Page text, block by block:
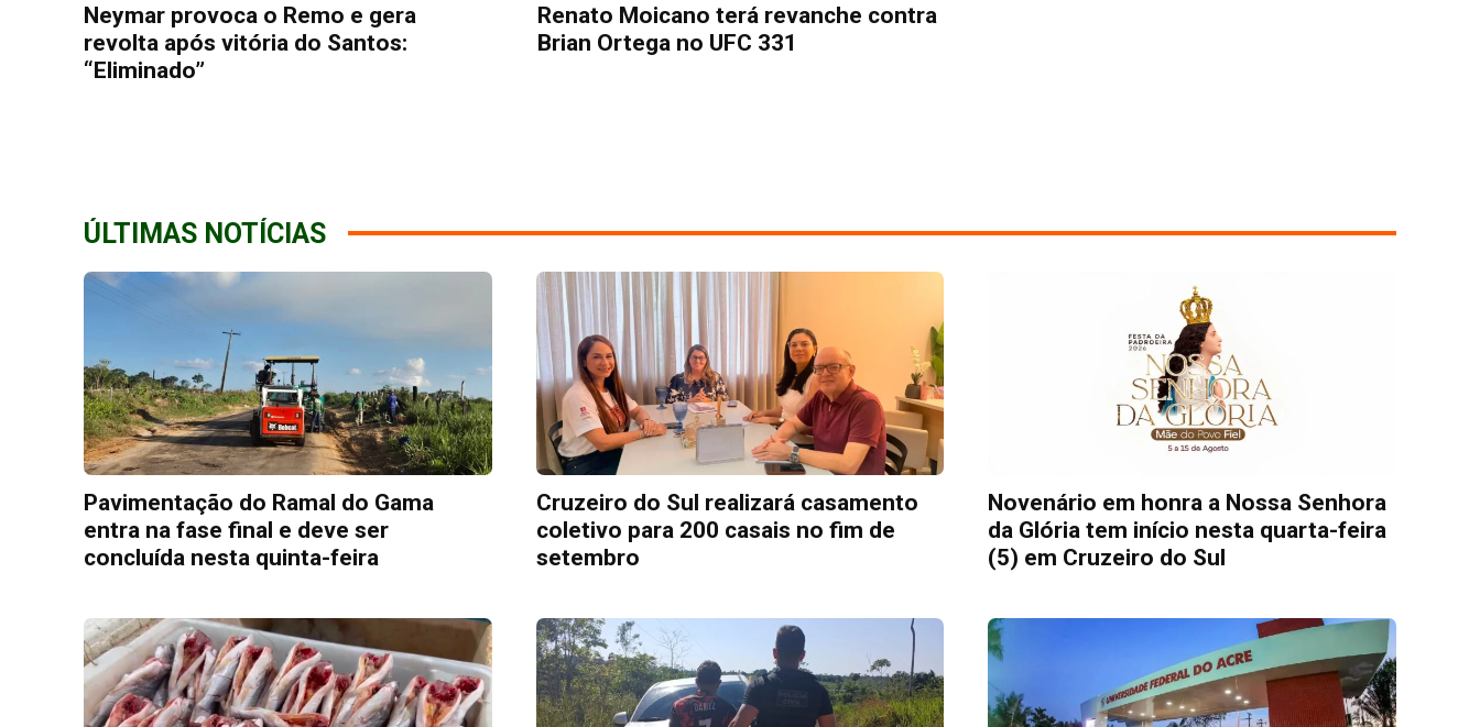
Neymar provoca o Remo e gera
revolta após vitória do Santos:
“Eliminado”
Renato Moicano terá revanche contra
Brian Ortega no UFC 331
ÚLTIMAS NOTÍCIAS
Pavimentação do Ramal do Gama
entra na fase final e deve ser
concluída nesta quinta-feira
Cruzeiro do Sul realizará casamento
coletivo para 200 casais no fim de
setembro
Novenário em honra a Nossa Senhora
da Glória tem início nesta quarta-feira
(5) em Cruzeiro do Sul